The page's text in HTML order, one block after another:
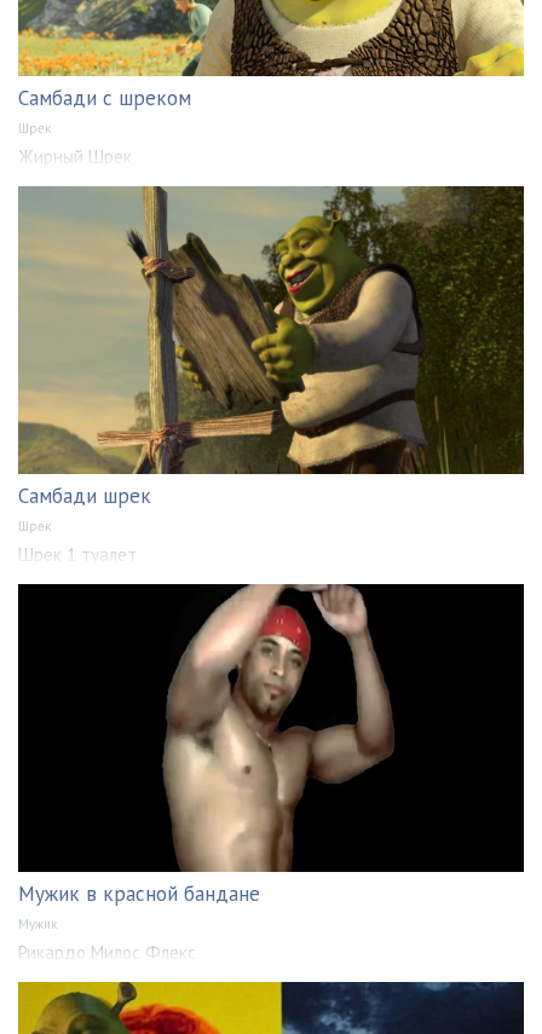
Самбади с шреком
Шрек
Жирный Шрек
Самбади шрек
Шрек
Шрек 1 туалет
Мужик в красной бандане
Мужик
Рикардо Милос Флекс